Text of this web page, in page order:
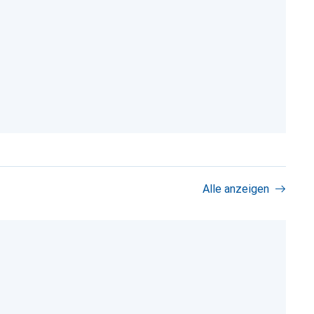
Alle anzeigen